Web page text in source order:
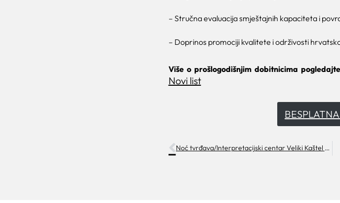
– Stručna evaluacija smještajnih kapaciteta i
– Doprinos promociji kvalitete i održivosti
Više o prošlogodišnjim dobitnicima
Novi list
Noć tvrđava/Interpretacijski centar Veliki Kaštel u Kotišini